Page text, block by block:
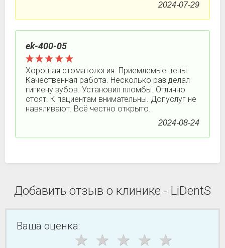
2024-07-29
ek-400-05
Хорошая стоматология. Приемлемые цены.
Качественная работа. Несколько раз делал
гигиену зубов. Установил пломбы. Отлично
стоят. К пациентам внимательны. Допуслуг не
навяливают. Всё честно открыто.
2024-08-24
Добавить отзыв о клинике - LiDentS
Ваша оценка: